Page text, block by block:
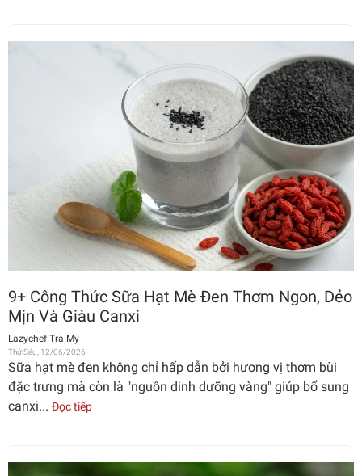
9+ Công Thức Sữa Hạt Mè Đen Thơm Ngon, Dẻo
Mịn Và Giàu Canxi
Lazychef Trà My
Thứ Sáu, 12/06/2026
Sữa hạt mè đen không chỉ hấp dẫn bởi hương vị thơm bùi
đặc trưng mà còn là "nguồn dinh dưỡng vàng" giúp bổ sung
canxi... Đọc tiếp